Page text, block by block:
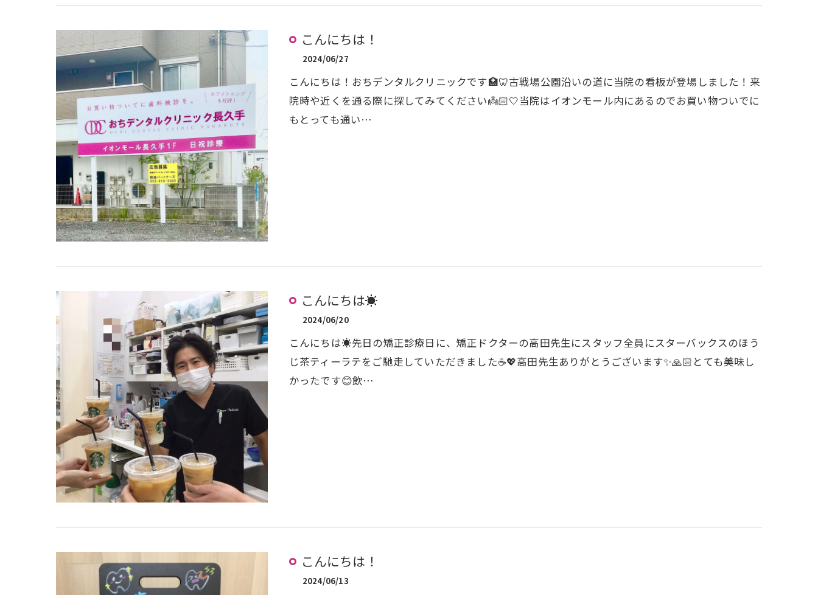
こんにちは！
2024/06/27
こんにちは！おちデンタルクリニックです🏥🦷古戦場公園沿いの道に当院の看板が登場しました！来
院時や近くを通る際に探してみてください👼🏻🤍当院はイオンモール内にあるのでお買い物ついでに
もとっても通い…
こんにちは☀️
2024/06/20
こんにちは☀️先日の矯正診療日に、矯正ドクターの高田先生にスタッフ全員にスターバックスのほう
じ茶ティーラテをご馳走していただきました☕️💖高田先生ありがとうございます✨🙏🏻とても美味し
かったです😊飲…
こんにちは！
2024/06/13